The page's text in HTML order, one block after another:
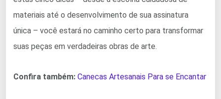
materiais até o desenvolvimento de sua assinatura
única – você estará no caminho certo para transformar
suas peças em verdadeiras obras de arte.
Confira também: Canecas Artesanais Para se Encantar